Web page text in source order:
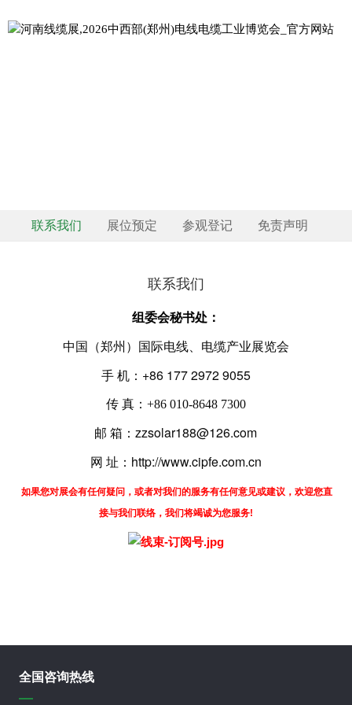
联系我们 展位预定 参观登记 免责声明
联系我们
组委会秘书处：
中国（郑州）国际电线、电缆产业展览会
手 机：+86 177 2972 9055
传 真：+86 010-8648 7300
邮 箱：zzsolar188@126.com
网 址：http://www.cipfe.com.cn
如果您对展会有任何疑问，或者对我们的服务有任何意见或建议，欢迎您直
接与我们联络，我们将竭诚为您服务!
全国咨询热线